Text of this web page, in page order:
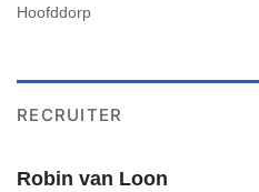
Hoofddorp
RECRUITER
Robin van Loon